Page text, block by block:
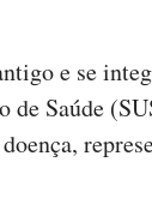
e se
Saúde